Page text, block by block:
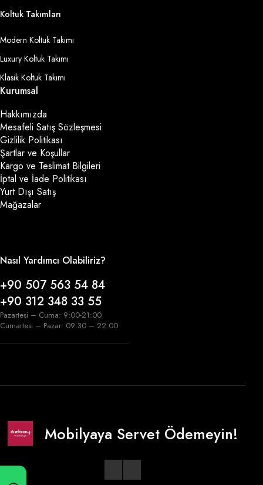
Koltuk Takımları
Modern Koltuk Takımı
Luxury Koltuk Takımı
Klasik Koltuk Takımı
Kurumsal
Hakkımızda
Mesafeli Satış Sözleşmesi
Gizlilik Politikası
Şartlar ve Koşullar
Kargo ve Teslimat Bilgileri
İptal ve İade Politikası
Yurt Dışı Satış
Mağazalar
Nasıl Yardımcı Olabiliriz?
+90 507 563 54 84
+90 312 348 33 55
Pazartesi – Cuma: 9:00-21:00
Cumartesi – Pazar: 09:30 – 22:00
Mobilyaya Servet Ödemeyin!